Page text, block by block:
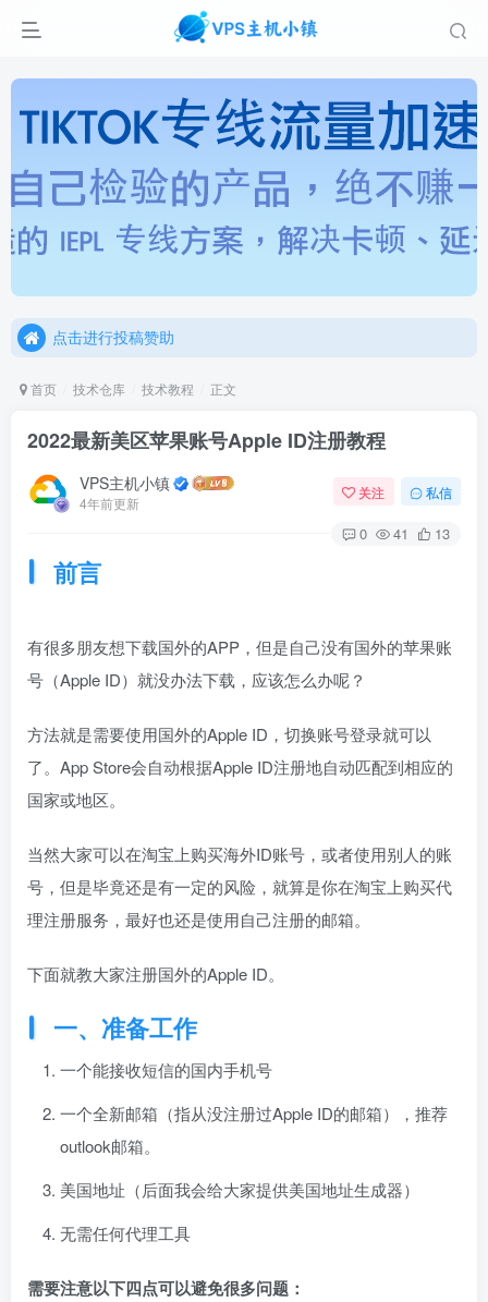
点击加入官方TG频道/聊天群
点击进行投稿赞助
首页 技术仓库 技术教程 正文
2022最新美区苹果账号Apple ID注册教程
VPS主机小镇
4年前更新
关注 私信
0 41 13
前言
有很多朋友想下载国外的APP，但是自己没有国外的苹果账
号（Apple ID）就没办法下载，应该怎么办呢？
方法就是需要使用国外的Apple ID，切换账号登录就可以
了。App Store会自动根据Apple ID注册地自动匹配到相应的
国家或地区。
当然大家可以在淘宝上购买海外ID账号，或者使用别人的账
号，但是毕竟还是有一定的风险，就算是你在淘宝上购买代
理注册服务，最好也还是使用自己注册的邮箱。
下面就教大家注册国外的Apple ID。
一、准备工作
一个能接收短信的国内手机号
一个全新邮箱（指从没注册过Apple ID的邮箱），推荐
outlook邮箱。
美国地址（后面我会给大家提供美国地址生成器）
无需任何代理工具
需要注意以下四点可以避免很多问题：